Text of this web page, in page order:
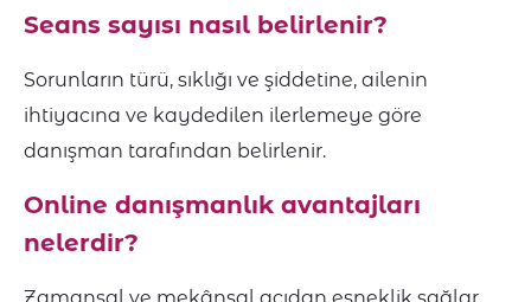
Seans sayısı nasıl belirlenir?
Sorunların türü, sıklığı ve şiddetine, ailenin
ihtiyacına ve kaydedilen ilerlemeye göre
danışman tarafından belirlenir.
Online danışmanlık avantajları
nelerdir?